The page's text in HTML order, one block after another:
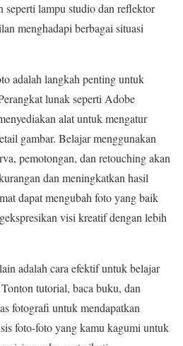
seperti lampu studio dan reflektor
menghadapi berbagai situasi
adalah langkah penting untuk
lunak seperti Adobe
alat untuk mengatur
gambar. Belajar menggunakan
pemotongan, dan retouching akan
dan meningkatkan hasil
dapat mengubah foto yang baik
visi kreatif dengan lebih
adalah cara efektif untuk belajar
tutorial, baca buku, dan
fotografi untuk mendapatkan
foto-foto yang kamu kagumi untuk